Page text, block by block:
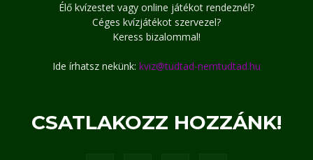
Élő kvízestet vagy online játékot rendeznél?
Céges kvízjátékot szervezel?
Keress bizalommal!
Ide írhatsz nekünk: kviz@tudtad-nemtudtad.hu
CSATLAKOZZ HOZZÁNK!